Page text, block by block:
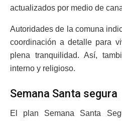
actualizados por medio de
Autoridades de la comuna
coordinación a detalle para
plena tranquilidad. Así,
interno y religioso.
Semana Santa segura
El plan Semana Santa